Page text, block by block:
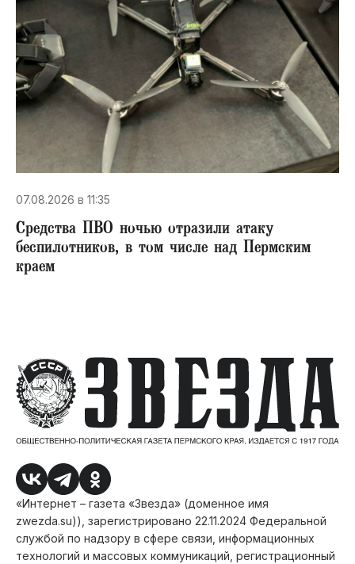
07.08.2026 в 11:35
Средства ПВО ночью отразили атаку
беспилотников, в том числе над Пермским
краем
«Интернет – газета «Звезда» (доменное имя
zwezda.su)), зарегистрировано 22.11.2024 Федеральной
службой по надзору в сфере связи, информационных
технологий и массовых коммуникаций, регистрационный